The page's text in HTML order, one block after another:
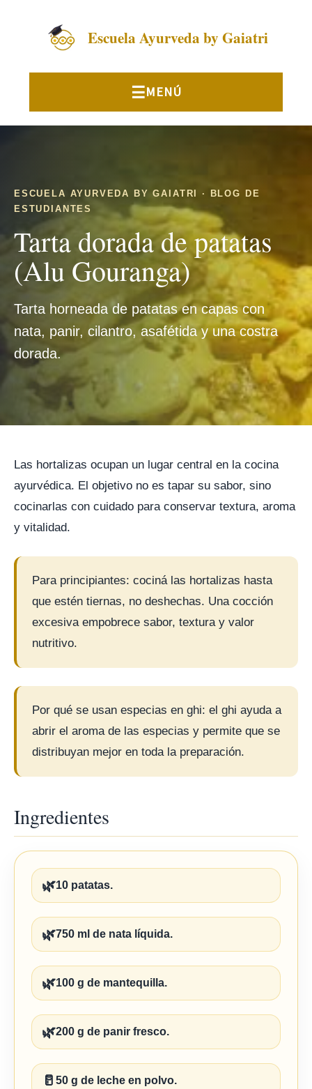
Escuela Ayurveda by Gaiatri
ESCUELA AYURVEDA BY GAIATRI · BLOG DE
ESTUDIANTES
Tarta dorada de patatas
(Alu Gouranga)
Tarta horneada de patatas en capas con
nata, panir, cilantro, asafétida y una costra
dorada.
Las hortalizas ocupan un lugar central en la cocina
ayurvédica. El objetivo no es tapar su sabor, sino
cocinarlas con cuidado para conservar textura, aroma
y vitalidad.
Para principiantes: cociná las hortalizas hasta
que estén tiernas, no deshechas. Una cocción
excesiva empobrece sabor, textura y valor
nutritivo.
Por qué se usan especias en ghi: el ghi ayuda a
abrir el aroma de las especias y permite que se
distribuyan mejor en toda la preparación.
Ingredientes
🌿10 patatas.
🌿750 ml de nata líquida.
🌿100 g de mantequilla.
🌿200 g de panir fresco.
🥛 50 g de leche en polvo.